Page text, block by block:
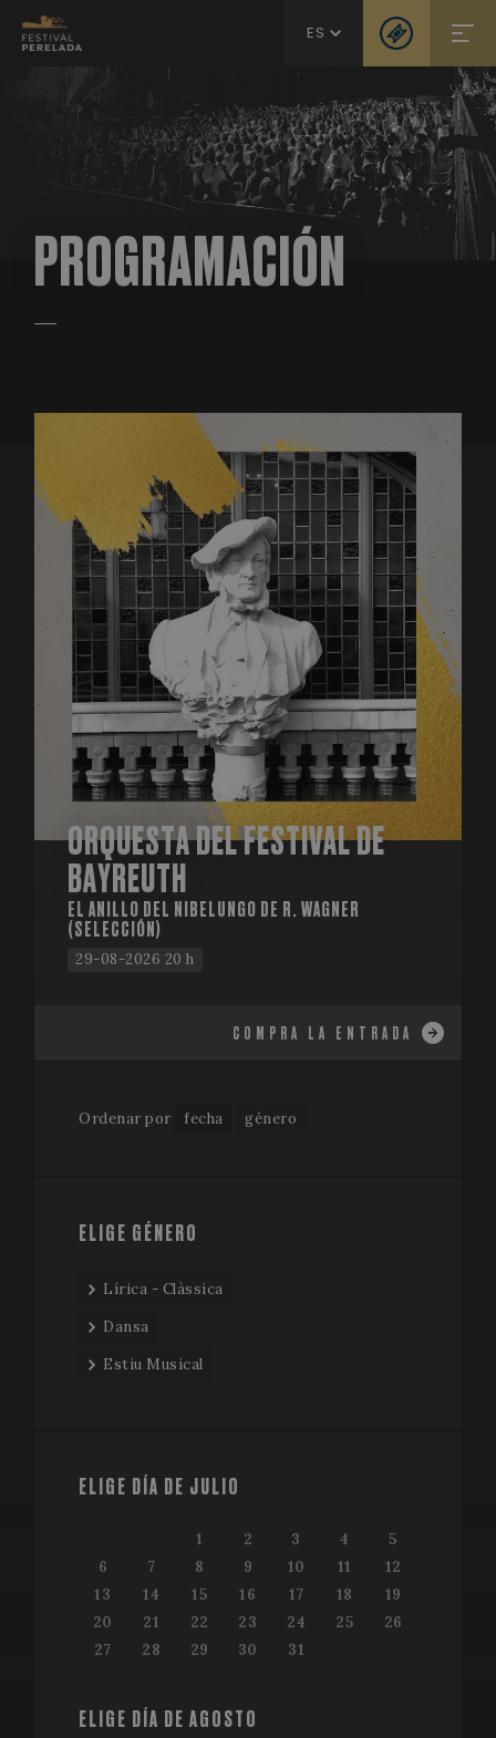
ES
PROGRAMACIÓN
Ordenar por fecha género
ELIGE GÉNERO
Lírica - Clàssica
Dansa
Estiu Musical
ELIGE DÍA DE JULIO
1 2 3 4
5
6
7 8 9 10 11
12
13
14 15 16 17 18
19
20
21 22 23 24 25
26
27
28 29 30 31
ELIGE DÍA DE AGOSTO
ORQUESTA DEL FESTIVAL DE
BAYREUTH
EL ANILLO DEL NIBELUNGO DE R. WAGNER
(SELECCIÓN)
29-08-2026 20 h
COMPRA LA ENTRADA